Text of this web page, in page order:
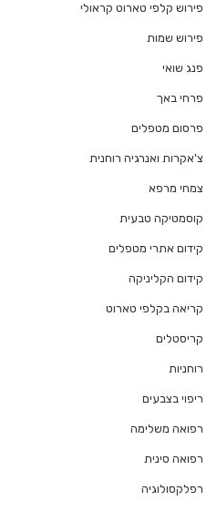
פירוש קלפי טארוט קראולי
פירוש שמות
פנג שואי
פרחי באך
פרסום מטפלים
צ'אקרות ואנרגיה רוחנית
צמחי מרפא
קוסמטיקה טבעית
קידום אתרי מטפלים
קידום הקליניקה
קריאה בקלפי טארוט
קריסטלים
רוחניות
ריפוי בצבעים
רפואה משלימה
רפואה סינית
רפלקסולוגיה